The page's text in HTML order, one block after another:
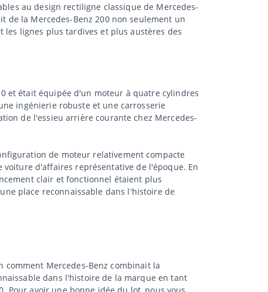
au design rectiligne classique de Mercedes-
de la Mercedes-Benz 200 non seulement un
lignes plus tardives et plus austères des
et était équipée d'un moteur à quatre cylindres
ingénierie robuste et une carrosserie
de l'essieu arrière courante chez Mercedes-
de moteur relativement compacte
d'affaires représentative de l'époque. En
clair et fonctionnel étaient plus
place reconnaissable dans l'histoire de
comment Mercedes-Benz combinait la
dans l'histoire de la marque en tant